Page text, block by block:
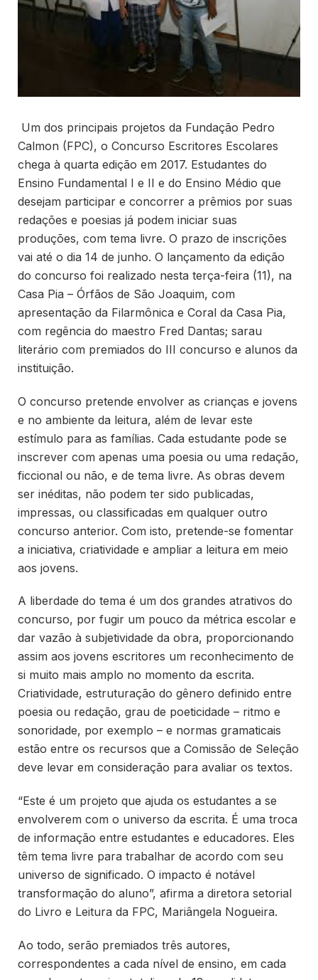
Um dos principais projetos da Fundação Pedro
Calmon (FPC), o Concurso Escritores Escolares
chega à quarta edição em 2017. Estudantes do
Ensino Fundamental I e II e do Ensino Médio que
desejam participar e concorrer a prêmios por suas
redações e poesias já podem iniciar suas
produções, com tema livre. O prazo de inscrições
vai até o dia 14 de junho. O lançamento da edição
do concurso foi realizado nesta terça-feira (11), na
Casa Pia – Órfãos de São Joaquim, com
apresentação da Filarmônica e Coral da Casa Pia,
com regência do maestro Fred Dantas; sarau
literário com premiados do III concurso e alunos da
instituição.
O concurso pretende envolver as crianças e jovens
e no ambiente da leitura, além de levar este
estímulo para as famílias. Cada estudante pode se
inscrever com apenas uma poesia ou uma redação,
ficcional ou não, e de tema livre. As obras devem
ser inéditas, não podem ter sido publicadas,
impressas, ou classificadas em qualquer outro
concurso anterior. Com isto, pretende-se fomentar
a iniciativa, criatividade e ampliar a leitura em meio
aos jovens.
A liberdade do tema é um dos grandes atrativos do
concurso, por fugir um pouco da métrica escolar e
dar vazão à subjetividade da obra, proporcionando
assim aos jovens escritores um reconhecimento de
si muito mais amplo no momento da escrita.
Criatividade, estruturação do gênero definido entre
poesia ou redação, grau de poeticidade – ritmo e
sonoridade, por exemplo – e normas gramaticais
estão entre os recursos que a Comissão de Seleção
deve levar em consideração para avaliar os textos.
“Este é um projeto que ajuda os estudantes a se
envolverem com o universo da escrita. É uma troca
de informação entre estudantes e educadores. Eles
têm tema livre para trabalhar de acordo com seu
universo de significado. O impacto é notável
transformação do aluno”, afirma a diretora setorial
do Livro e Leitura da FPC, Mariângela Nogueira.
Ao todo, serão premiados três autores,
correspondentes a cada nível de ensino, em cada